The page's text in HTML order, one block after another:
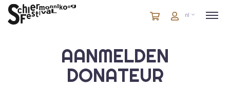
Winkelmandje
artikelen
Account
nl
AANMELDEN
DONATEUR